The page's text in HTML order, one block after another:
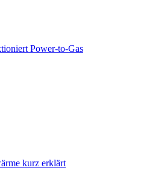
Power-to-Gas
kurz erklärt